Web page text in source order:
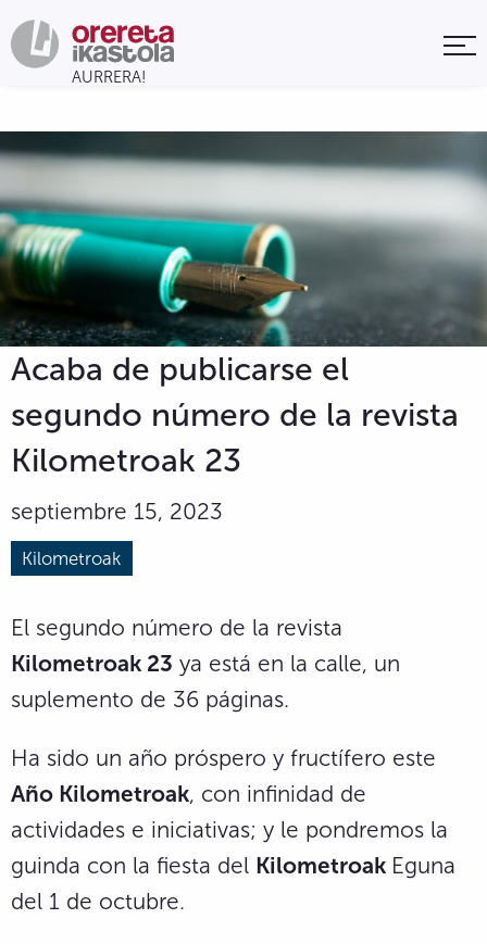
Acaba de publicarse el
segundo número de la revista
Kilometroak 23
septiembre 15, 2023
Kilometroak
El segundo número de la revista
Kilometroak 23 ya está en la calle, un
suplemento de 36 páginas.
Ha sido un año próspero y fructífero este
Año Kilometroak, con infinidad de
actividades e iniciativas; y le pondremos la
guinda con la fiesta del Kilometroak Eguna
del 1 de octubre.